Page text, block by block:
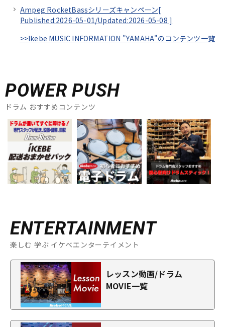
Ampeg RocketBassシリーズキャンペーン[
Published:2026-05-01/Updated:2026-05-08 ]
>>Ikebe MUSIC INFORMATION "YAMAHA"のコンテンツ一覧
POWER PUSH
ドラム おすすめコンテンツ
ENTERTAINMENT
楽しむ 学ぶ イケベエンターテイメント
レッスン動画/ドラム
MOVIE一覧